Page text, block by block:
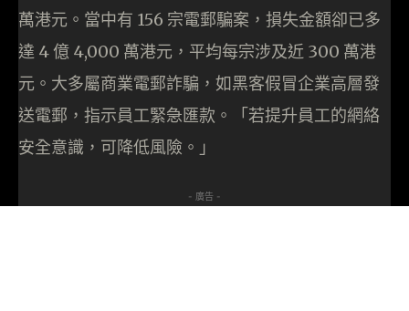
萬港元。當中有 156 宗電郵騙案，損失金額卻已多
達 4 億 4,000 萬港元，平均每宗涉及近 300 萬港
元。大多屬商業電郵詐騙，如黑客假冒企業高層發
送電郵，指示員工緊急匯款。「若提升員工的網絡
安全意識，可降低風險。」
- 廣告 -